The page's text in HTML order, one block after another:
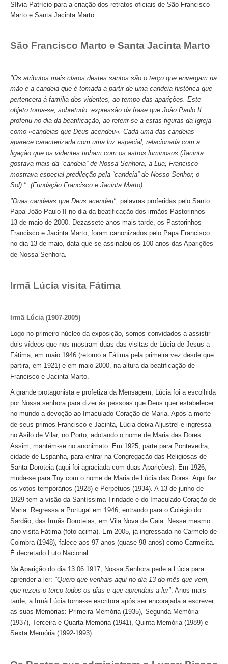
Reserve
Informações úteis
Sílvia Patrício para a criação dos retratos oficiais de São Francisco
Marto e Santa Jacinta Marto.
São Francisco Marto e Santa Jacinta Marto
"Os atributos mais claros destes santos são o terço que envergam na
mão e a candeia que é tomada a partir de uma candeia histórica que
pertencera à família dos videntes, ao tempo das aparições. Este
objeto torna-se, sobretudo, expressão da frase que João Paulo II
proferiu no dia da beatificação, ao referir-se a estas figuras da Igreja
como «candeias que Deus acendeu». Cada uma das candeias
aparece caracterizada com uma luz especial, relacionada com a
ligação que os videntes tinham com os astros luminosos (Jacinta
gostava mais da “candeia” de Nossa Senhora, a Lua; Francisco
mostrava especial predileção pela “candeia” de Nosso Senhor, o
Sol)." (Fundação Francisco e Jacinta Marto)
"Duas candeias que Deus acendeu", palavras proferidas pelo Santo
Papa João Paulo II no dia da beatificação dos irmãos Pastorinhos –
13 de maio de 2000. Dezassete anos mais tarde, os Pastorinhos
Francisco e Jacinta Marto, foram canonizados pelo Papa Francisco
no dia 13 de maio, data que se assinalou os 100 anos das Aparições
de Nossa Senhora.
Irmã Lúcia visita Fátima
Irmã Lúcia (1907-2005)
Logo no primeiro núcleo da exposição, somos convidados a assistir
dois vídeos que nos mostram duas das visitas de Lúcia de Jesus a
Fátima, em maio 1946 (retorno a Fátima pela primeira vez desde que
partira, em 1921) e em maio 2000, na altura da beatificação de
Francisco e Jacinta Marto.
A grande protagonista e profetiza da Mensagem, Lúcia foi a escolhida
por Nossa senhora para dizer às pessoas que Deus quer estabelecer
no mundo a devoção ao Imaculado Coração de Maria. Após a morte
de seus primos Francisco e Jacinta, Lúcia deixa Aljustrel e ingressa
no Asilo de Vilar, no Porto, adotando o nome de Maria das Dores.
Assim, mantém-se no anonimato. Em 1925, parte para Pontevedra,
cidade de Espanha, para entrar na Congregação das Religiosas de
Santa Doroteia (aqui foi agraciada com duas Aparições). Em 1926,
muda-se para Tuy com o nome de Maria de Lúcia das Dores. Aqui faz
os votos temporários (1928) e Perpétuos (1934). A 13 de junho de
1929 tem a visão da Santíssima Trindade e do Imaculado Coração de
Maria. Regressa a Portugal em 1946, entrando para o Colégio do
Sardão, das Irmãs Doroteias, em Vila Nova de Gaia. Nesse mesmo
ano visita Fátima (foto acima). Em 2005, já ingressada no Carmelo de
Coimbra (1948), falece aos 97 anos (quase 98 anos) como Carmelita.
É decretado Luto Nacional.
Na Aparição do dia 13.06.1917, Nossa Senhora pede a Lúcia para
aprender a ler: "Quero que venhais aqui no dia 13 do mês que vem,
que rezeis o terço todos os dias e que aprendais a ler". Anos mais
tarde, a Irmã Lúcia torna-se escritora após ser encorajada a escrever
as suas Memórias: Primeira Memória (1935), Segunda Memória
(1937), Terceira e Quarta Memória (1941), Quinta Memória (1989) e
Sexta Memória (1992-1993).